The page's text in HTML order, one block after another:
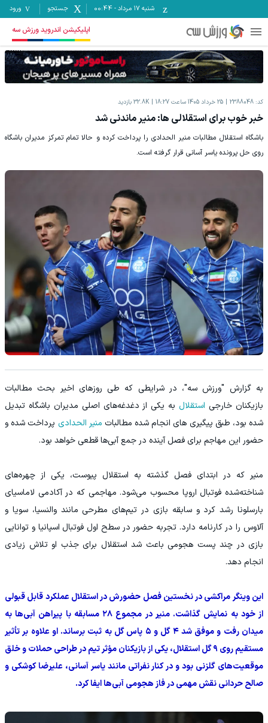
شنبه ۱۷ مرداد -
00:44 جستجو ورود
اپلیکیشن اندروید ورزش سه
کد: 2388048 25 خرداد 1405 ساعت 18:27 32.8K بازدید
خبر خوب برای استقلالی ها: منیر ماندنی شد
باشگاه استقلال مطالبات منیر الحدادی را پرداخت کرده و حالا تمام تمرکز مدیران باشگاه
روی حل پرونده یاسر آسانی قرار گرفته است.
به گزارش "ورزش سه"، در شرایطی که طی روزهای اخیر بحث مطالبات
بازیکنان خارجی استقلال به یکی از دغدغه‌های اصلی مدیران باشگاه تبدیل
شده بود، طبق پیگیری های انجام شده مطالبات منیر الحدادی پرداخت شده و
حضور این مهاجم برای فصل آینده در جمع آبی‌ها قطعی خواهد بود.
منیر که در ابتدای فصل گذشته به استقلال پیوست، یکی از چهره‌های
شناخته‌شده فوتبال اروپا محسوب می‌شود. مهاجمی که در آکادمی لاماسیای
بارسلونا رشد کرد و سابقه بازی در تیم‌های مطرحی مانند والنسیا، سویا و
آلاوس را در کارنامه دارد. تجربه حضور در سطح اول فوتبال اسپانیا و توانایی
بازی در چند پست هجومی باعث شد استقلال برای جذب او تلاش زیادی
انجام دهد.
این وینگر مراکشی در نخستین فصل حضورش در استقلال عملکرد قابل قبولی
از خود به نمایش گذاشت. منیر در مجموع ۲۸ مسابقه با پیراهن آبی‌ها به
میدان رفت و موفق شد ۴ گل و ۵ پاس گل به ثبت برساند. او علاوه بر تأثیر
مستقیم روی ۹ گل استقلال، یکی از بازیکنان مؤثر تیم در طراحی حملات و خلق
موقعیت‌های گلزنی بود و در کنار نفراتی مانند یاسر آسانی، علیرضا کوشکی و
صالح حردانی نقش مهمی در فاز هجومی آبی‌ها ایفا کرد.